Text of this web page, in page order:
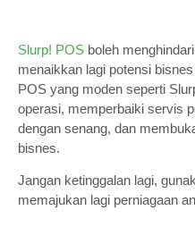
Slurp! POS boleh
menaikkan lagi potensi
POS yang moden seperti
operasi, memperbaiki servis
dengan senang, dan
bisnes.
Jangan ketinggalan lagi,
memajukan lagi perniagaan